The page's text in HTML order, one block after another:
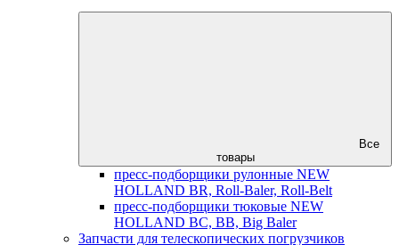
Все
товары
пресс-подборщики рулонные NEW
HOLLAND BR, Roll-Baler, Roll-Belt
пресс-подборщики тюковые NEW
HOLLAND BC, BB, Big Baler
Запчасти для телескопических погрузчиков